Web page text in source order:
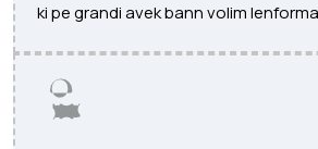
ki pe grandi avek bann volim